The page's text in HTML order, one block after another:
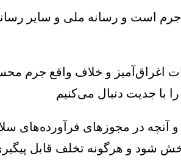
است و رسانه ملی و سایر
اغراق‌آمیز و خلاف واقع جرم
با جدیت دنبال می‌کنیم
آنچه در مجوزهای فرآورده‌های
پخش شود و هرگونه تخلف قابل